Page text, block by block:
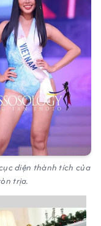
diện thành tích của
trịa.